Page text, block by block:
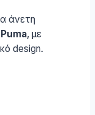
άνετη
Puma, με
design.